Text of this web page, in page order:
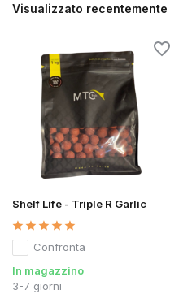
Visualizzato recentemente
Shelf Life - Triple R Garlic
Confronta
In magazzino
3-7 giorni